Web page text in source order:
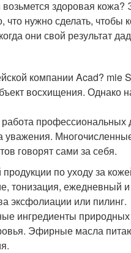
здоровая
что нужно сделать, чтобы
они свой результат
компании Acad? mie
восхищения. Однако
профессиональных
говорят сами за себя.
по уходу за
тонизация, ежедневный
эксфолиации или пилинг.
ингредиенты
Эфирные масла